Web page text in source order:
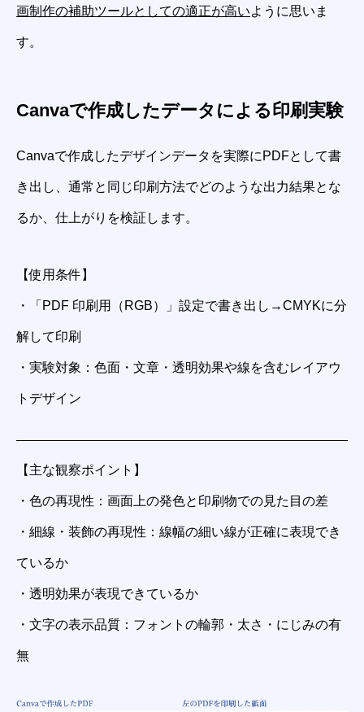
画制作の補助ツールとしての適正が高いように思いま
す。
Canvaで作成したデータによる印刷実験
Canvaで作成したデザインデータを実際にPDFとして書
き出し、通常と同じ印刷方法でどのような出力結果とな
るか、仕上がりを検証します。
【使用条件】
・「PDF 印刷用（RGB）」設定で書き出し→CMYKに分
解して印刷
・実験対象：色面・文章・透明効果や線を含むレイアウ
トデザイン
【主な観察ポイント】
・色の再現性：画面上の発色と印刷物での見た目の差
・細線・装飾の再現性：線幅の細い線が正確に表現でき
ているか
・透明効果が表現できているか
・文字の表示品質：フォントの輪郭・太さ・にじみの有
無